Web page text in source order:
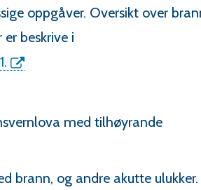
oppgåver. Oversikt over
beskrive i
med tilhøyrande
brann, og andre akutte ulukker.